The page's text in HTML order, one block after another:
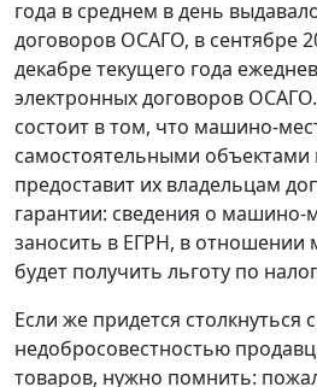
года в среднем в день
договоров ОСАГО, в сентябре
декабре текущего года
электронных договоров
состоит в том, что машино-
самостоятельными
предоставит их владельцам
гарантии: сведения о машино-
заносить в ЕГРН, в
будет получить льготу по
Если же придется столкнуться с
недобросовестностью
товаров, нужно помнить: